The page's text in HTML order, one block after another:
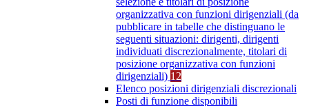
organizzativa con funzioni dirigenziali (da
pubblicare in tabelle che distinguano le
seguenti situazioni: dirigenti, dirigenti
individuati discrezionalmente, titolari di
posizione organizzativa con funzioni
dirigenziali) 12
Elenco posizioni dirigenziali discrezionali
Posti di funzione disponibili